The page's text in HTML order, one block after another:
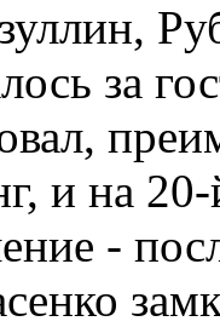
за
и на
-